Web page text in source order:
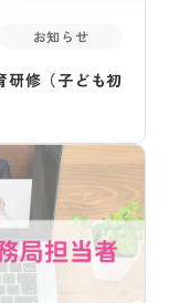
お知らせ
研修（子ども初